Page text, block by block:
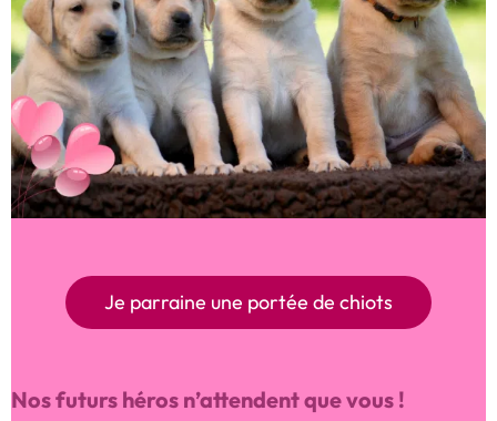
Je parraine une portée de chiots
Nos futurs héros n’attendent que vous !